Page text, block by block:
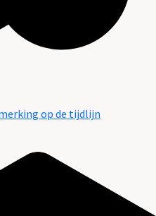
op de tijdlijn